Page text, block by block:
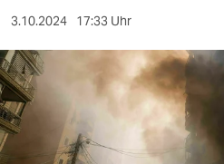
sport
berlin
nord
3.10.2024 17:33 Uhr